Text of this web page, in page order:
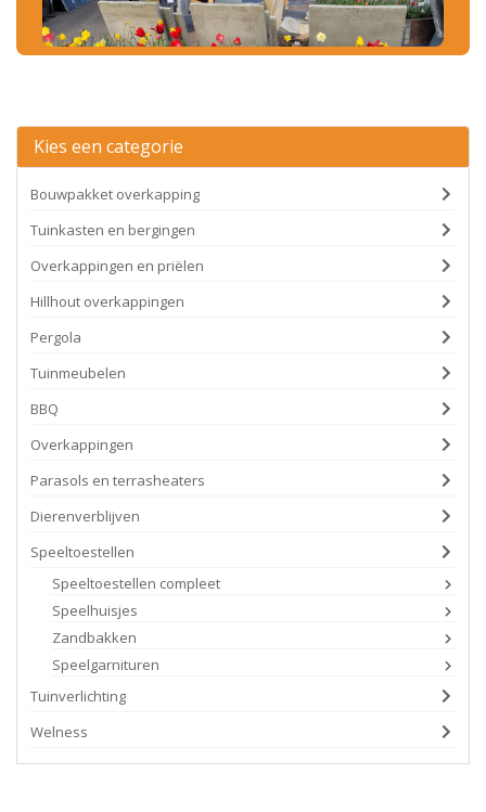
Kies een categorie
Bouwpakket overkapping
Tuinkasten en bergingen
Overkappingen en priëlen
Hillhout overkappingen
Pergola
Tuinmeubelen
BBQ
Overkappingen
Parasols en terrasheaters
Dierenverblijven
Speeltoestellen
Speeltoestellen compleet
Speelhuisjes
Zandbakken
Speelgarnituren
Tuinverlichting
Welness